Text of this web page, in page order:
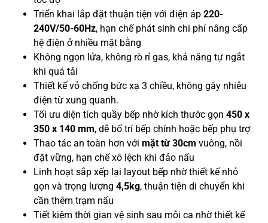
Triển khai lắp đặt thuận tiện với điện áp 220-
240V/50-60Hz, hạn chế phát sinh chi phí nâng cấp
hệ điện ở nhiều mặt bằng
Không ngọn lửa, không rò rỉ gas, khả năng tự ngắt
khi quá tải
Thiết kế vỏ chống bức xạ 3 chiều, không gây nhiễu
điện từ xung quanh.
Tối ưu diện tích quầy bếp nhờ kích thước gọn 450 x
350 x 140 mm, dễ bố trí bếp chính hoặc bếp phụ trợ
Thao tác an toàn hơn với mặt từ 30cm vuông, nồi
đặt vững, hạn chế xô lệch khi đảo nấu
Linh hoạt sắp xếp lại layout bếp nhờ thiết kế nhỏ
gọn và trọng lượng 4,5kg, thuận tiện di chuyển khi
cần thêm trạm nấu
Tiết kiệm thời gian vệ sinh sau mỗi ca nhờ thiết kế